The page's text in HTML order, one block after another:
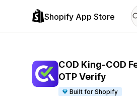
Shopify App Store
COD King‑COD
OTP Verify
Built for Shopify